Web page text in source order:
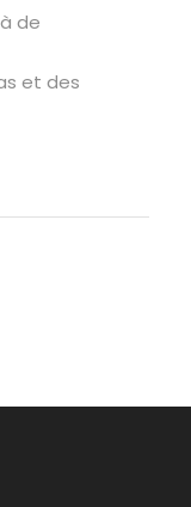
de
et des